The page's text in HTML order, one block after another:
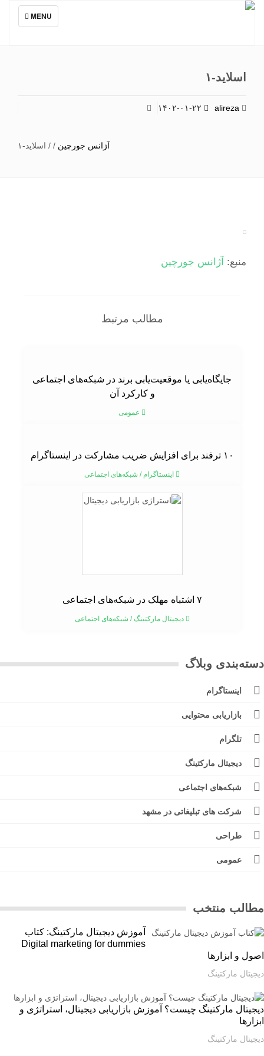
TOGGLE
NAVIGATION
MENU
اسلاید-۱
alireza
آژانس جورچین/
/اسلاید-۱
منبع:آژانس جورچین
مطالب مرتبط
جایگاه‌یابی یا موقعیت‌یابی برند در شبکه‌های اجتماعی
و کارکرد آن
عمومی
۱۰ ترفند برای افزایش ضریب مشارکت در اینستاگرام
اینستاگرام/شبکه‌های اجتماعی
دیجیتال مارکتینگ/شبکه‌های اجتماعی
وبلاگ
اینستاگرام
بازاریابی محتوایی
تلگرام
دیجیتال مارکتینگ
شبکه‌های اجتماعی
شرکت های تبلیغاتی در مشهد
طراحی
عمومی
منتخب
آموزش دیجیتال مارکتینگ: کتاب
Digital marketing for dummies
و ابزارها
مارکتینگ
مارکتینگ چیست؟ آموزش بازاریابی دیجیتال، استراتژی و
مارکتینگ